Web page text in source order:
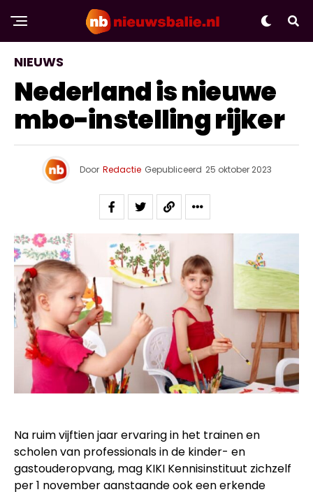
NIEUWS
Nederland is nieuwe
mbo-instelling rijker
Door Redactie Gepubliceerd 25 oktober 2023
Na ruim vijftien jaar ervaring in het trainen en
scholen van professionals in de kinder- en
gastouderopvang, mag KIKI Kennisinstituut zichzelf
per 1 november aanstaande ook een erkende